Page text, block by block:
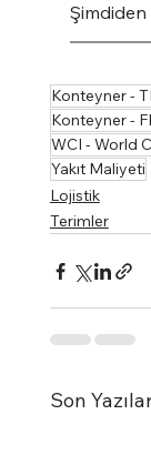
Şimdiden
Konteyner -
Konteyner -
Yakıt Maliyeti
Lojistik
Terimler
Son